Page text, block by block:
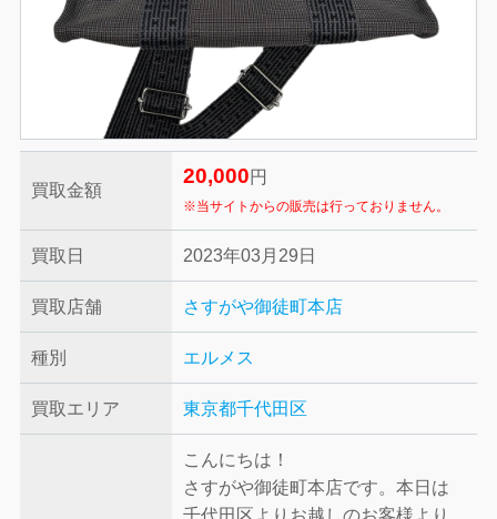
買取金額
20,000 円
※当サイトからの販売は行っておりません。
買取日 2023年03月29日
買取店舗 さすがや御徒町本店
種別 エルメス
買取エリア 東京都千代田区
こんにちは！
さすがや御徒町本店です。本日は